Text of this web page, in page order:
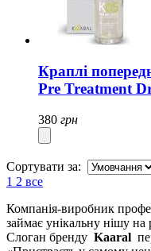
Краплі
Pre Treatment
380 грн
Сортувати за:
1 2 все
Компанія-виробник
займає унікальну нішу
Слоган бренду Kaaral